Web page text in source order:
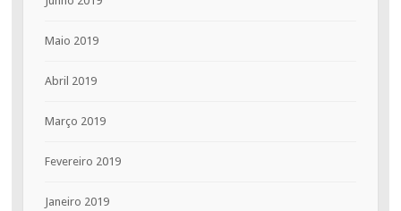
Maio 2019
Abril 2019
Março 2019
Fevereiro 2019
Janeiro 2019